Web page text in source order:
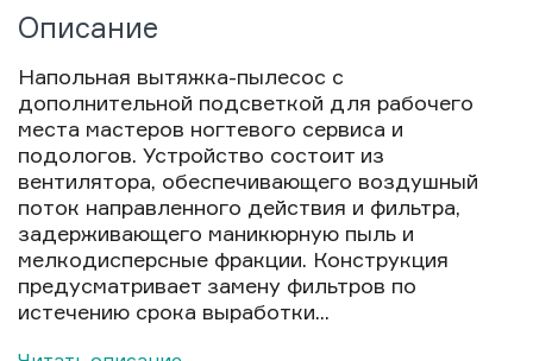
Описание
Напольная вытяжка-пылесос с
дополнительной подсветкой для рабочего
места мастеров ногтевого сервиса и
подологов. Устройство состоит из
вентилятора, обеспечивающего воздушный
поток направленного действия и фильтра,
задерживающего маникюрную пыль и
мелкодисперсные фракции. Конструкция
предусматривает замену фильтров по
истечению срока выработки...